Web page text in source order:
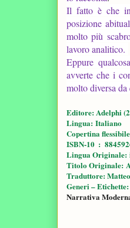
Il fatto è che in
posizione
molto più
lavoro analitico.
Eppure
avverte che i
molto diversa
Editore: Adelphi
Lingua:‎ Italiano
Lingua Originale:
Titolo Originale:
Traduttore:
Generi – Etichette:
Narrativa